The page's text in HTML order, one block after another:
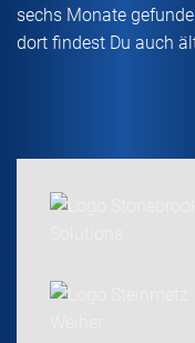
sechs Monate
dort findest Du auch